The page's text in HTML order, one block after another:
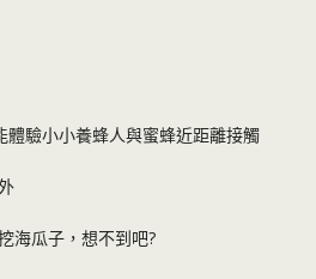
驗小小養蜂人與蜜蜂近距離接觸
海瓜子，想不到吧?